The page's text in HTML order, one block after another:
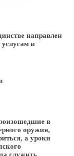
направлен
и
в
оружия,
а уроки